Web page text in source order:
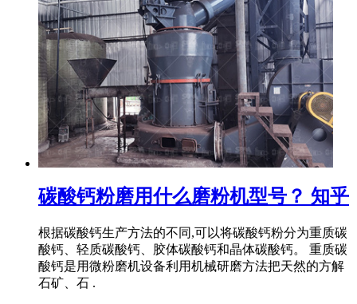
碳酸钙粉磨用什么磨粉机型号？ 知乎
根据碳酸钙生产方法的不同,可以将碳酸钙粉分为重质碳
酸钙、轻质碳酸钙、胶体碳酸钙和晶体碳酸钙。 重质碳
酸钙是用微粉磨机设备利用机械研磨方法把天然的方解
石矿、石 .